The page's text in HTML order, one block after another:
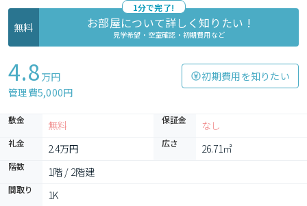
1分で完了!
無料 お部屋について詳しく知りたい !
見学希望・空室確認・初期費用など
4.8 万円
管理費5,000円
初期費用を知りたい
敷金 無料 保証金 なし
礼金 2.4万円 広さ 26.71㎡
階数 1階 / 2階建
間取り 1K